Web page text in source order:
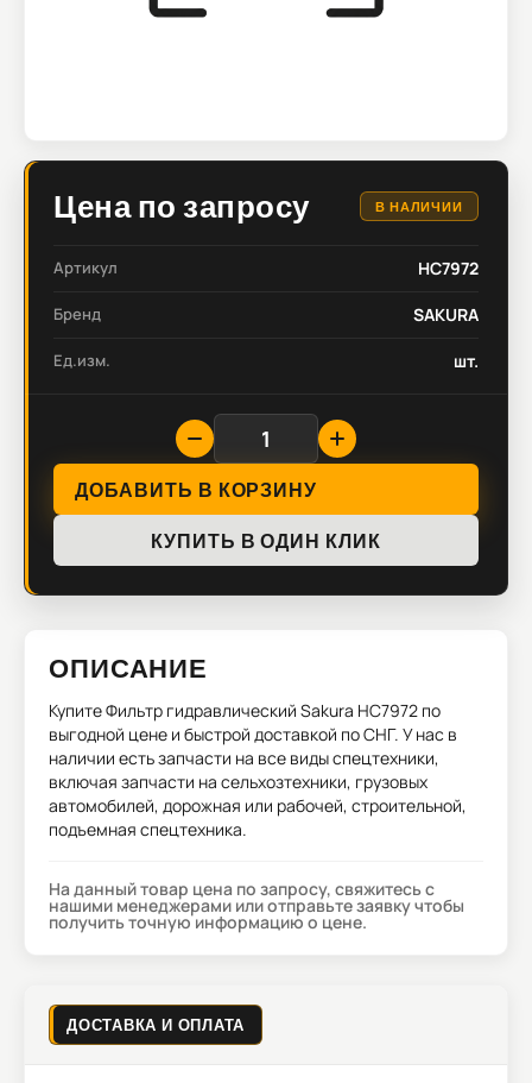
Цена по запросу В НАЛИЧИИ
Артикул HC7972
Бренд SAKURA
Ед.изм. шт.
ДОБАВИТЬ В КОРЗИНУ
КУПИТЬ В ОДИН КЛИК
ОПИСАНИЕ
КупитеФильтр гидравлический Sakura HC7972 по
выгодной цене и быстрой доставкой по СНГ. У нас в
наличии есть запчасти на все виды спецтехники,
включая запчасти на сельхозтехники, грузовых
автомобилей, дорожная или рабочей, строительной,
подъемная спецтехника.
На данный товар цена по запросу, свяжитесь с
нашими менеджерами или отправьте заявку чтобы
получить точную информацию о цене.
ДОСТАВКА И ОПЛАТА